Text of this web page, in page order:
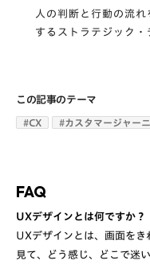
人の判断と行動の流
するストラテジック・
この記事のテーマ
#CX #カスタマージャー
FAQ
UXデザインとは何ですか？
UXデザインとは、画面をき
見て、どう感じ、どこで迷